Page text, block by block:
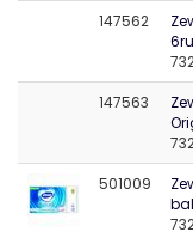
147562
147563
501009